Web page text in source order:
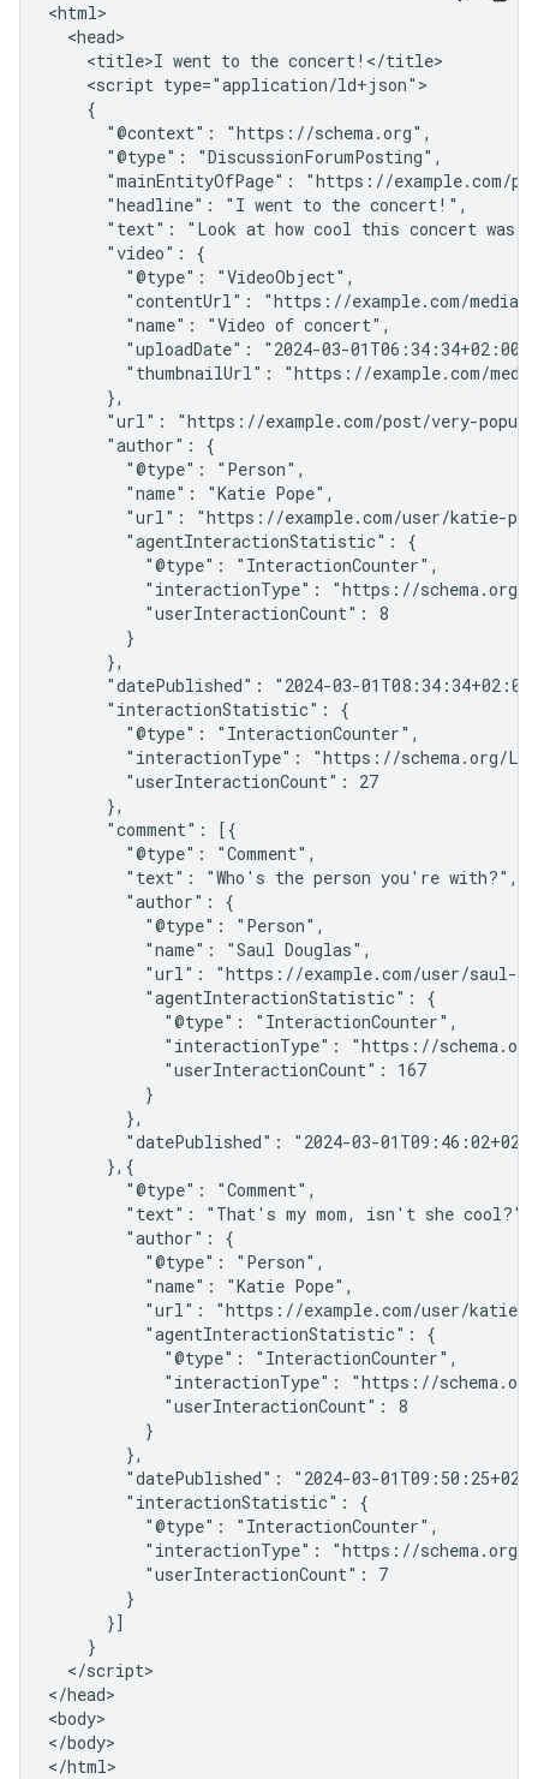
<html>
  <head>
    <title>I went to the concert!</title>
    <script type="application/ld+json">
    {
      "@context": "https://schema.org",
      "@type": "DiscussionForumPosting",
"mainEntityOfPage": "https://example.com/
      "headline": "I went to the concert!",
"text": "Look at how cool this concert
      "video": {
        "@type": "VideoObject",
"contentUrl": "https://example.com/media/
        "name": "Video of concert",
"uploadDate": "2024-03-
"thumbnailUrl": "https://example.com/
      },
"url": "https://example.com/post/very-
      "author": {
        "@type": "Person",
        "name": "Katie Pope",
"url": "https://example.com/user/katie-
        "agentInteractionStatistic": {
          "@type": "InteractionCounter",
"interactionType": "https://schema.org/
          "userInteractionCount": 8
        }
      },
"datePublished": "2024-03-
      "interactionStatistic": {
        "@type": "InteractionCounter",
"interactionType": "https://schema.org/
        "userInteractionCount": 27
      },
      "comment": [{
        "@type": "Comment",
        "text": "Who's the person you're with?",
        "author": {
          "@type": "Person",
          "name": "Saul Douglas",
"url": "https://example.com/user/saul-
          "agentInteractionStatistic": {
            "@type": "InteractionCounter",
"interactionType": "https://
            "userInteractionCount": 167
          }
        },
"datePublished": "2024-03-
      },{
        "@type": "Comment",
        "text": "That's my mom, isn't she cool?",
        "author": {
          "@type": "Person",
          "name": "Katie Pope",
"url": "https://example.com/user/katie-
          "agentInteractionStatistic": {
            "@type": "InteractionCounter",
"interactionType": "https://
            "userInteractionCount": 8
          }
        },
"datePublished": "2024-03-
        "interactionStatistic": {
          "@type": "InteractionCounter",
"interactionType": "https://schema.org/
          "userInteractionCount": 7
        }
      }]
    }
  </script>
</head>
<body>
</body>
</html>